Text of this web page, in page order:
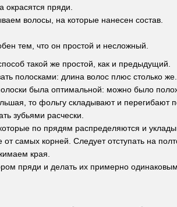
пряди.
волосы, на которые нанесен состав.
тем, что он простой и несложный.
такой же простой, как и предыдущий.
полосками: длина волос плюс столько же.
была оптимальной: можно было
то фольгу складывают и перегибают
зубьями расчески.
по прядям распределяются и
самых корней. Следует отступать на
края.
пряди и делать их примерно